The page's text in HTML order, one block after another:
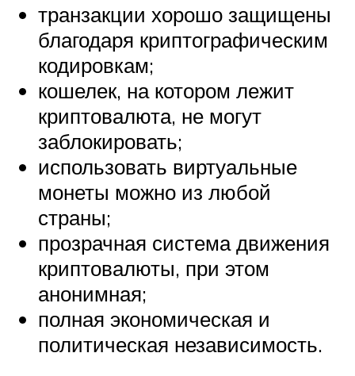
транзакции хорошо защищены
благодаря криптографическим
кодировкам;
кошелек, на котором лежит
криптовалюта, не могут
заблокировать;
использовать виртуальные
монеты можно из любой
страны;
прозрачная система движения
криптовалюты, при этом
анонимная;
полная экономическая и
политическая независимость.